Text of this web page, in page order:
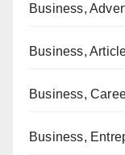
Business,
Business,
Business,
Business,